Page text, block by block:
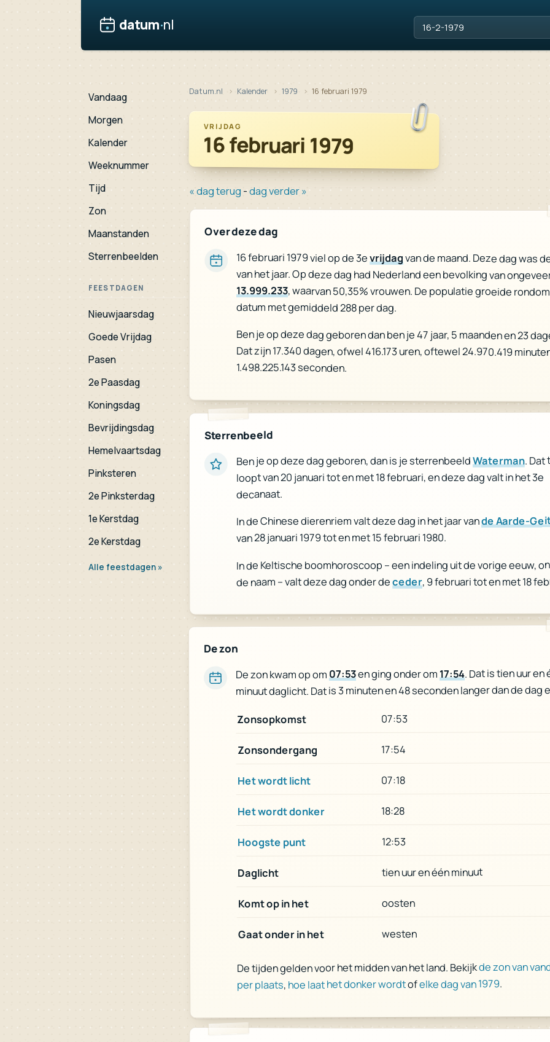
datum·nl
Vandaag
Morgen
Kalender
Weeknummer
Tijd
Zon
Maanstanden
Sterrenbeelden
FEESTDAGEN
Nieuwjaarsdag
Goede Vrijdag
Pasen
2e Paasdag
Koningsdag
Bevrijdingsdag
Hemelvaartsdag
Pinksteren
2e Pinksterdag
1e Kerstdag
2e Kerstdag
Alle feestdagen »
Datum.nl Kalender 1979 16 februari 1979
VRIJDAG
16 februari 1979
« dag terug -dag verder »
Over deze dag
16 februari 1979 viel op de 3evrijdagvan de maand. Deze dag was
van het jaar. Op deze dag had Nederland een bevolking van
13.999.233, waarvan 50,35% vrouwen. De populatie groeide
datum met gemiddeld 288 per dag.
Ben je op deze dag geboren dan ben je 47 jaar, 5 maanden en 23
Dat zijn 17.340 dagen, ofwel 416.173 uren, oftewel 24.970.419
1.498.225.143 seconden.
Sterrenbeeld
Ben je op deze dag geboren, dan is je sterrenbeeldWaterman. Dat
loopt van 20 januari tot en met 18 februari, en deze dag valt in het 3e
decanaat.
In de Chinese dierenriem valt deze dag in het jaar vande Aarde-
van 28 januari 1979 tot en met 15 februari 1980.
In de Keltische boomhoroscoop – een indeling uit de vorige eeuw,
de naam – valt deze dag onder deceder, 9 februari tot en met 18
De zon
De zon kwam op om07:53en ging onder om17:54. Dat is tien uur en
minuut daglicht. Dat is 3 minuten en 48 seconden langer dan de dag
Zonsopkomst 07:53
Zonsondergang 17:54
Het wordt licht 07:18
Het wordt donker 18:28
Hoogste punt 12:53
Daglicht tien uur en één minuut
Komt op in het oosten
Gaat onder in het westen
De tijden gelden voor het midden van het land. Bekijkde zon van
per plaats, hoe laat het donker wordtofelke dag van 1979.